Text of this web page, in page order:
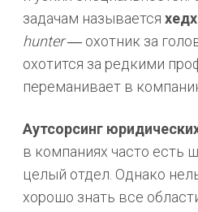
задачам называется
hunter― охотник за
охотится за редкими
переманивает в
Аутсорсинг
в компаниях часто есть
целый отдел. Однако
хорошо знать все